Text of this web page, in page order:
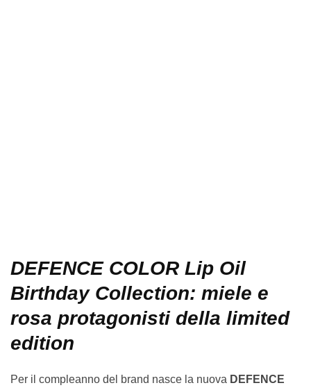
DEFENCE COLOR Lip Oil
Birthday Collection: miele e
rosa protagonisti della limited
edition
Per il compleanno del brand nasce la nuova DEFENCE